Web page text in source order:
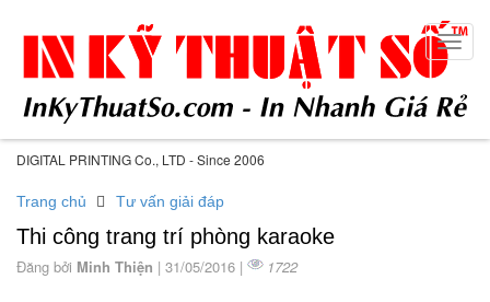
DIGITAL PRINTING Co., LTD - Since 2006
Trang chủ Tư vấn giải đáp
Thi công trang trí phòng karaoke
Đăng bởi Minh Thiện | 31/05/2016 | 1722